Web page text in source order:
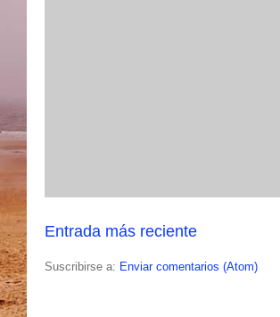
Entrada más reciente
Suscribirse a: Enviar comentarios (Atom)